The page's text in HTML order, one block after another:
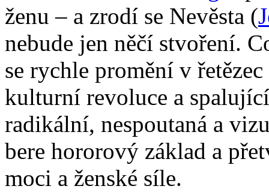
ženu – a zrodí se Nevěsta (
nebude jen něčí stvoření.
se rychle promění v
kulturní revoluce a
radikální, nespoutaná a
bere hororový základ a
moci a ženské síle.